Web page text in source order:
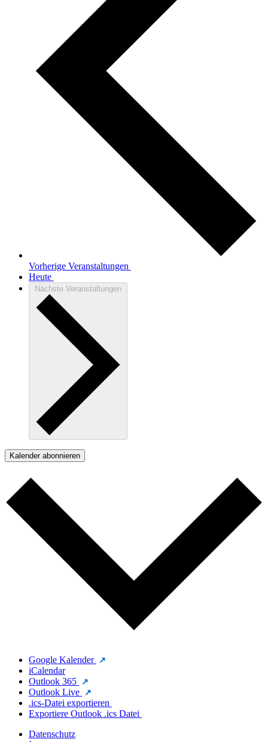
Vorherige Veranstaltungen
Heute
Nächste Veranstaltungen
Kalender abonnieren
Google Kalender
iCalendar
Outlook 365
Outlook Live
.ics-Datei exportieren
Exportiere Outlook .ics Datei
Datenschutz